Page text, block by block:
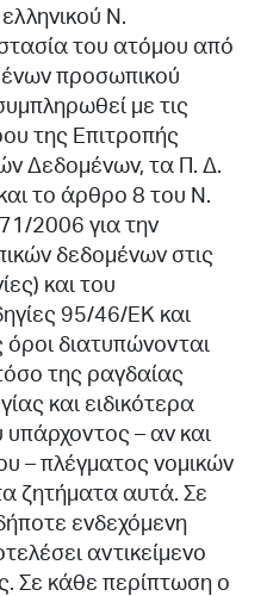
Ν.
του ατόμου από
προσωπικού
με τις
της Επιτροπής
Δεδομένων, τα Π. Δ.
το άρθρο 8 του Ν.
2006 για την
δεδομένων στις
και του
95/46/ΕΚ και
διατυπώνονται
της ραγδαίας
και ειδικότερα
– αν και
– πλέγματος νομικών
ζητήματα αυτά. Σε
ενδεχόμενη
αντικείμενο
Σε κάθε περίπτωση ο